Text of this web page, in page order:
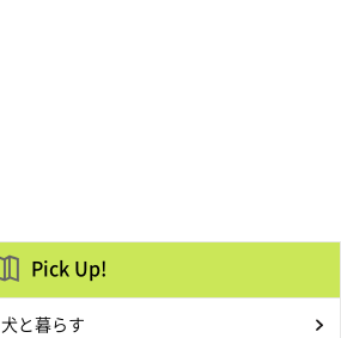
Pick Up!
犬と暮らす